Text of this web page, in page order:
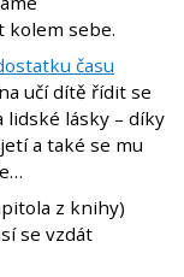
kolem sebe.
času
učí dítě řídit se
lidské lásky – díky
a také se mu
z knihy)
se vzdát